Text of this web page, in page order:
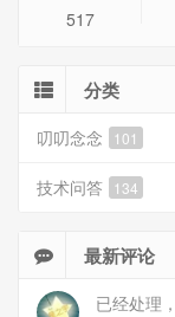
517
分类
叨叨念念 101
技术问答 134
最新评论